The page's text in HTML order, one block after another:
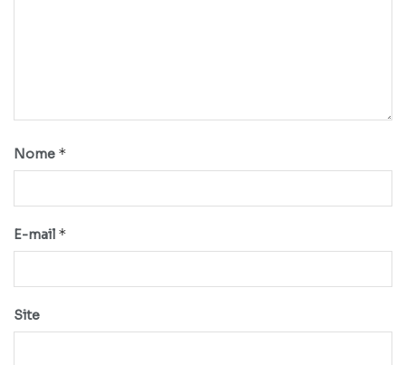
Nome *
E-mail *
Site